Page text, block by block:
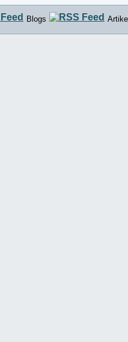
Blogs